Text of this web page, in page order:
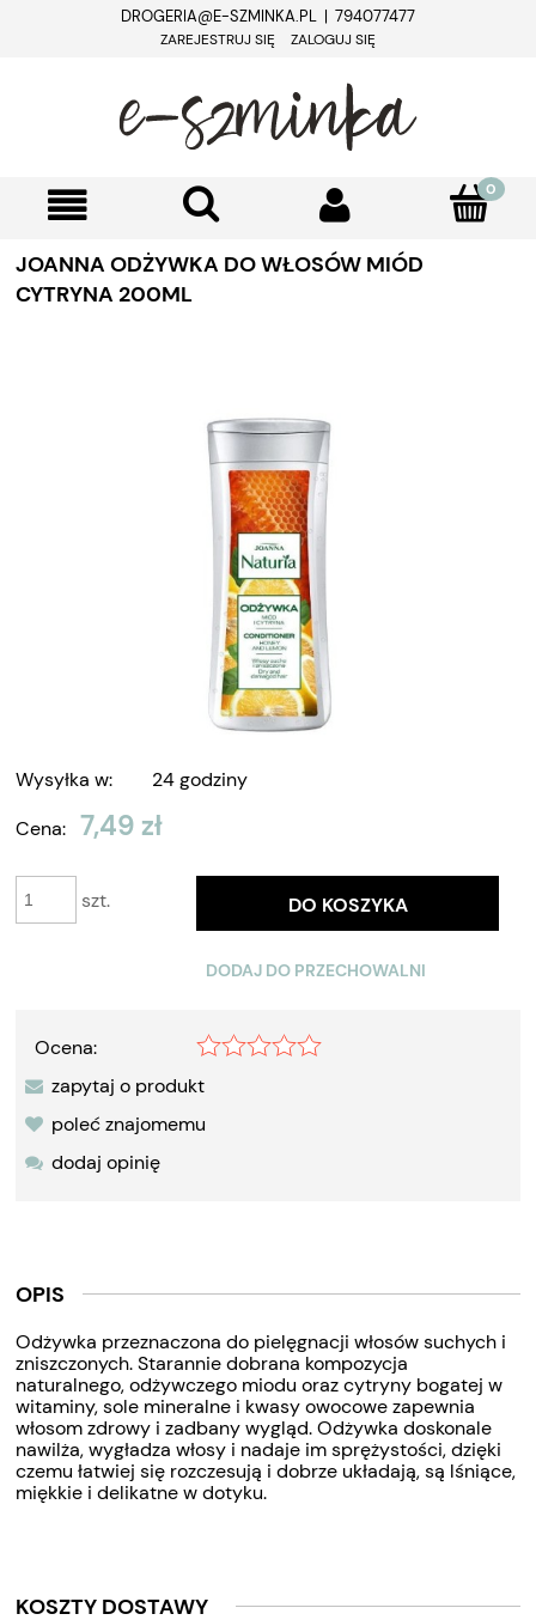
DROGERIA@E-SZMINKA.PL | 794077477
ZAREJESTRUJ SIĘ ZALOGUJ SIĘ
JOANNA ODŻYWKA DO WŁOSÓW MIÓD
CYTRYNA 200ML
Wysyłka w:
24 godziny
Cena: 7,49 zł
szt. DO KOSZYKA
DODAJ DO PRZECHOWALNI
Ocena:
zapytaj o produkt
poleć znajomemu
dodaj opinię
OPIS
Odżywka przeznaczona do pielęgnacji włosów suchych i
zniszczonych. Starannie dobrana kompozycja
naturalnego, odżywczego miodu oraz cytryny bogatej w
witaminy, sole mineralne i kwasy owocowe zapewnia
włosom zdrowy i zadbany wygląd. Odżywka doskonale
nawilża, wygładza włosy i nadaje im sprężystości, dzięki
czemu łatwiej się rozczesują i dobrze układają, są lśniące,
miękkie i delikatne w dotyku.
KOSZTY DOSTAWY